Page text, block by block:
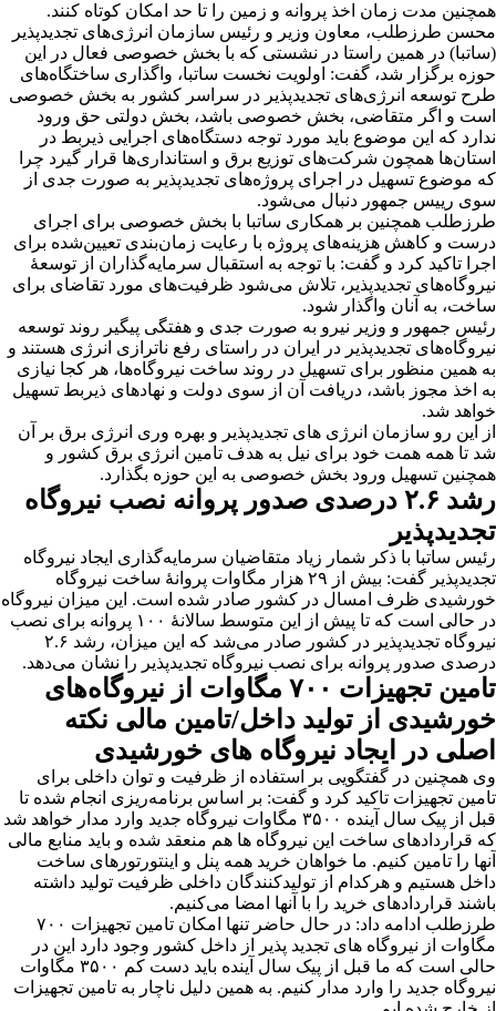
همچنین مدت زمان اخذ پروانه و زمین را تا حد امکان کوتاه کنند.
محسن طرزطلب، معاون وزیر و رئیس سازمان انرژی‌های تجدیدپذیر
(ساتبا) در همین راستا در نشستی که با بخش خصوصی فعال در این
حوزه برگزار شد، گفت: اولویت نخست ساتبا، واگذاری ساختگاه‌های
طرح توسعه انرژی‌های تجدیدپذیر در سراسر کشور به بخش خصوصی
است و اگر متقاضی، بخش خصوصی باشد، بخش دولتی حق ورود
ندارد که این موضوع باید مورد توجه دستگاه‌های اجرایی ذیربط در
استان‌ها همچون شرکت‌های توزیع برق و استانداری‌ها قرار گیرد چرا
که موضوع تسهیل در اجرای پروژه‌های تجدیدپذیر به صورت جدی از
سوی رییس جمهور دنبال می‌شود.
طرزطلب همچنین بر همکاری ساتبا با بخش خصوصی برای اجرای
درست و کاهش هزینه‌های پروژه با رعایت زمان‌بندی تعیین‌شده برای
اجرا تاکید کرد و گفت: با توجه به استقبال سرمایه‌گذاران از توسعۀ
نیروگاه‌های تجدیدپذیر، تلاش می‌شود ظرفیت‌های مورد تقاضای برای
ساخت، به آنان واگذار شود.
رئیس جمهور و وزیر نیرو به صورت جدی و هفتگی پیگیر روند توسعه
نیروگاه‌های تجدیدپذیر در ایران در راستای رفع ناترازی انرژی هستند و
به همین منظور برای تسهیل در روند ساخت نیروگاه‌ها، هر کجا نیازی
به اخذ مجوز باشد، دریافت آن از سوی دولت و نهادهای ذیربط تسهیل
خواهد شد.
از این رو سازمان انرژی های تجدیدپذیر و بهره وری انرژی برق بر آن
شد تا همه همت خود برای نیل به هدف تامین انرژی برق کشور و
همچنین تسهیل ورود بخش خصوصی به این حوزه بگذارد.
رشد ۲.۶ درصدی صدور پروانه نصب نیروگاه
تجدیدپذیر
رئیس ساتبا با ذکر شمار زیاد متقاضیان سرمایه‌گذاری ایجاد نیروگاه
تجدیدپذیر گفت: بیش از ۲۹ هزار مگاوات پروانۀ ساخت نیروگاه
خورشیدی ظرف امسال در کشور صادر شده است. این میزان نیروگاه
در حالی است که تا پیش از این متوسط سالانۀ ۱۰۰ پروانه برای نصب
نیروگاه تجدیدپذیر در کشور صادر می‌شد که این میزان، رشد ۲.۶
درصدی صدور پروانه برای نصب نیروگاه تجدیدپذیر را نشان می‌دهد.
تامین تجهیزات ۷۰۰ مگاوات از نیروگاه‌های
خورشیدی از تولید داخل/تامین مالی نکته
اصلی در ایجاد نیروگاه های خورشیدی
وی همچنین در گفتگویی بر استفاده از ظرفیت و توان داخلی برای
تامین تجهیزات تاکید کرد و گفت: بر اساس برنامه‌ریزی انجام شده تا
قبل از پیک سال آینده ۳۵۰۰ مگاوات نیروگاه جدید وارد مدار خواهد شد
که قراردادهای ساخت این نیروگاه ها هم منعقد شده و باید منابع مالی
آنها را تامین کنیم. ما خواهان خرید همه پنل و اینتورتورهای ساخت
داخل هستیم و هرکدام از تولیدکنندگان داخلی ظرفیت تولید داشته
باشند قراردادهای خرید را با آنها امضا می‌کنیم.
طرزطلب ادامه داد: در حال حاضر تنها امکان تامین تجهیزات ۷۰۰
مگاوات از نیروگاه های تجدید پذیر از داخل کشور وجود دارد این در
حالی است که ما قبل از پیک سال آینده باید دست کم ۳۵۰۰ مگاوات
نیروگاه جدید را وارد مدار کنیم. به همین دلیل ناچار به تامین تجهیزات